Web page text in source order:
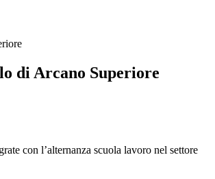
di Arcano Superiore
con l’alternanza scuola lavoro nel settore